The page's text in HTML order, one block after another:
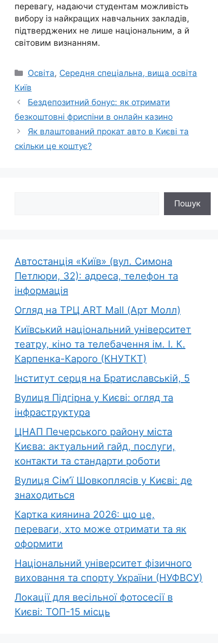
перевагу, надаючи студентам можливість
вибору із найкращих навчальних закладів,
підтверджених не лише національним, а й
світовим визнанням.
Категорії
Освіта, Середня спеціальна, вища освіта
Київ
Бездепозитний бонус: як отримати
безкоштовні фриспіни в онлайн казино
Як влаштований прокат авто в Києві та
скільки це коштує?
Пошук
Автостанція «Київ» (вул. Симона
Петлюри, 32): адреса, телефон та
інформація
Огляд на ТРЦ ART Mall (Арт Молл)
Київський національний університет
театру, кіно та телебачення ім. І. К.
Карпенка-Карого (КНУТКТ)
Інститут серця на Братиславській, 5
Вулиця Підгірна у Києві: огляд та
інфраструктура
ЦНАП Печерського району міста
Києва: актуальний гайд, послуги,
контакти та стандарти роботи
Вулиця Сім’ї Шовкоплясів у Києві: де
знаходиться
Картка киянина 2026: що це,
переваги, хто може отримати та як
оформити
Національний університет фізичного
виховання та спорту України (НУФВСУ)
Локації для весільної фотосесії в
Києві: ТОП-15 місць